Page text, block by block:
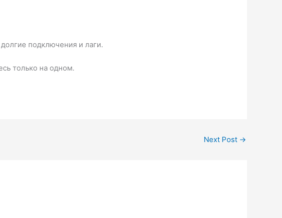
подключения и лаги.
только на одном.
Next Post →